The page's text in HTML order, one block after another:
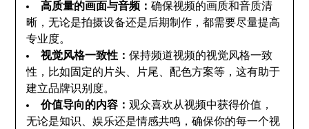
高质量的画面与音频：确保视频的画质和音质清
晰，无论是拍摄设备还是后期制作，都需要尽量提高
专业度。
视觉风格一致性：保持频道视频的视觉风格一致
性，比如固定的片头、片尾、配色方案等，这有助于
建立品牌识别度。
价值导向的内容： 观众喜欢从视频中获得价值，
无论是知识、娱乐还是情感共鸣，确保你的每一个视